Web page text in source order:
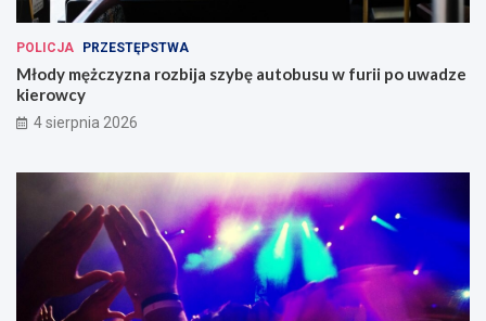
POLICJA PRZESTĘPSTWA
Młody mężczyzna rozbija szybę autobusu w furii po uwadze
kierowcy
4 sierpnia 2026